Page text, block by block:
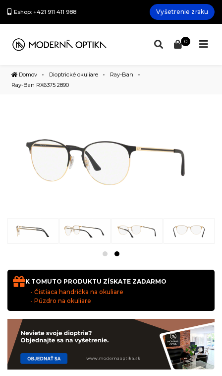
Eshop: +421 911 411 988 Vyšetrenie zraku
0
Domov Dioptrické okuliare
Ray-Ban
Ray-Ban RX6375 2890
K TOMUTO PRODUKTU ZÍSKATE ZADARMO
- Čistiaca handrička na okuliare
- Púzdro na okuliare